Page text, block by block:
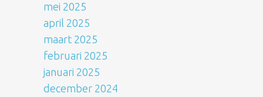
mei 2025
april 2025
maart 2025
februari 2025
januari 2025
december 2024